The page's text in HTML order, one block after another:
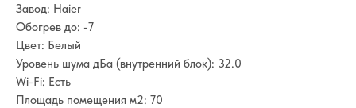
Завод: Haier
Обогрев до: -7
Цвет: Белый
Уровень шума дБа (внутренний блок): 32.0
Wi-Fi: Есть
Площадь помещения м2: 70